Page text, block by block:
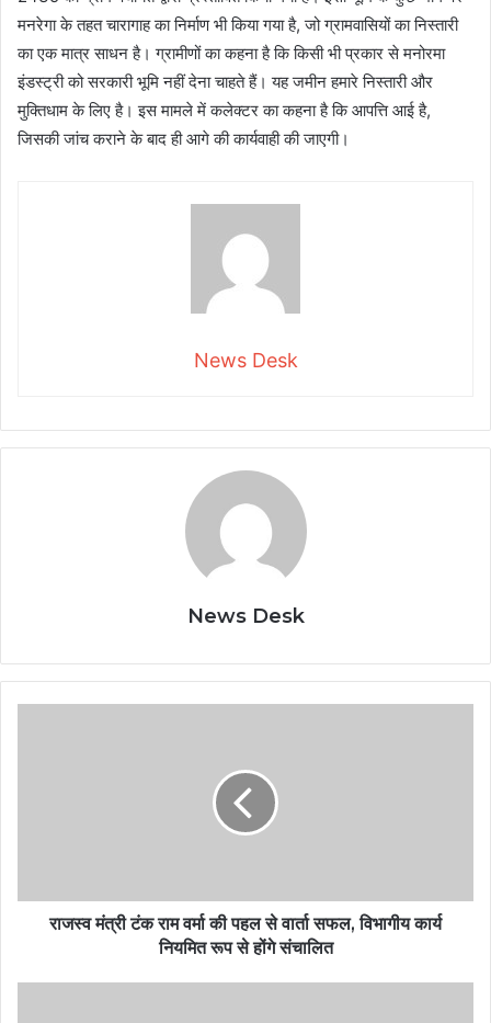
मनरेगा के तहत चारागाह का निर्माण भी किया गया है, जो ग्रामवासियों का निस्तारी
का एक मात्र साधन है। ग्रामीणों का कहना है कि किसी भी प्रकार से मनोरमा
इंडस्ट्री को सरकारी भूमि नहीं देना चाहते हैं। यह जमीन हमारे निस्तारी और
मुक्तिधाम के लिए है। इस मामले में कलेक्टर का कहना है कि आपत्ति आई है,
जिसकी जांच कराने के बाद ही आगे की कार्यवाही की जाएगी।
News Desk
News Desk
राजस्व मंत्री टंक राम वर्मा की पहल से वार्ता सफल, विभागीय कार्य
नियमित रूप से होंगे संचालित